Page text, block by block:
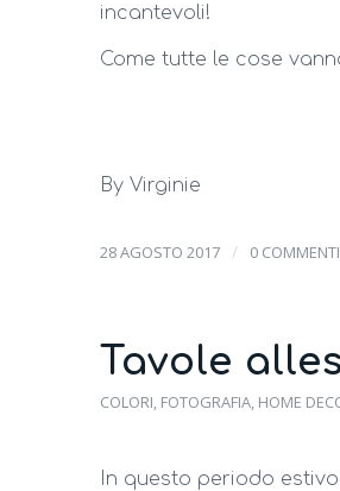
incantevoli!
Come tutte le cose
By Virginie
28 AGOSTO 2017 / 0 COMMENTI
Tavole
COLORI, FOTOGRAFIA, HOME
In questo periodo